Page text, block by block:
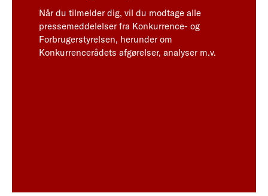
Når du tilmelder dig, vil du modtage alle
pressemeddelelser fra Konkurrence- og
Forbrugerstyrelsen, herunder om
Konkurrencerådets afgørelser, analyser m.v.